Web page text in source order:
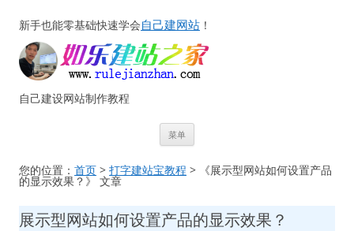
新手也能零基础快速学会自己建网站 ！
自己建设网站制作教程
菜单
您的位置： 首页 > 打字建站宝教程 > 《展示型网站如何设置产品
的显示效果？》 文章
展示型网站如何设置产品的显示效果？